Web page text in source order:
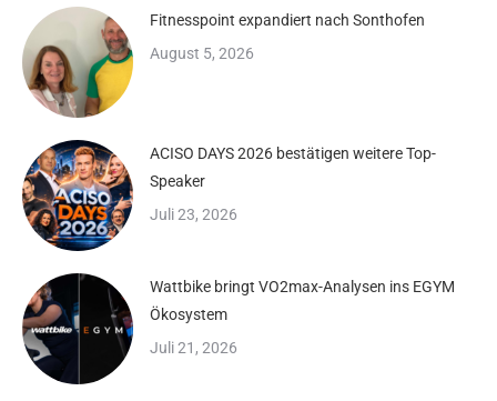
Fitnesspoint expandiert nach Sonthofen
August 5, 2026
ACISO DAYS 2026 bestätigen weitere Top-
Speaker
Juli 23, 2026
Wattbike bringt VO2max-Analysen ins EGYM
Ökosystem
Juli 21, 2026